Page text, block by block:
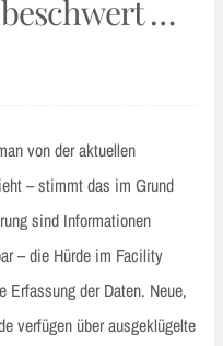
beschwert …
von der aktuellen
– stimmt das im Grund
sind Informationen
– die Hürde im Facility
Erfassung der Daten. Neue,
verfügen über ausgeklügelte